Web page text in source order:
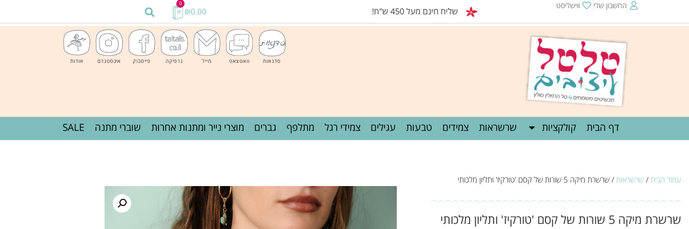
החשבון שלי ווישליסט
שליח חינם מעל 450 ש"ח! ₪0.00
0
סדנאות וואטצאפ מייל גרפיקה פייסבוק אינסטגרם אודות
דף הבית קולקציות שרשראות צמידים טבעות עגילים צמידי רגל מתלפף גברים מוצרי נייר ומתנות אחרות שוברי מתנה SALE
עמוד הבית / שרשראות / שרשרת מיקה 5 שורות של קסם 'טורקיז' ותליון מלכותי
שרשרת מיקה 5 שורות של קסם 'טורקיז' ותליון מלכותי